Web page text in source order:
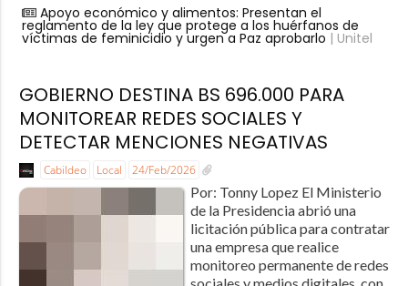
Apoyo económico y alimentos: Presentan el
reglamento de la ley que protege a los huérfanos de
víctimas de feminicidio y urgen a Paz aprobarlo | Unitel
GOBIERNO DESTINA BS 696.000 PARA
MONITOREAR REDES SOCIALES Y
DETECTAR MENCIONES NEGATIVAS
Cabildeo Local 24/Feb/2026
Por: Tonny Lopez El Ministerio
de la Presidencia abrió una
licitación pública para contratar
una empresa que realice
monitoreo permanente de redes